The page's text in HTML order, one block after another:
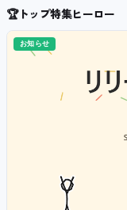
🏆トップ特集ヒーロー
お知らせ